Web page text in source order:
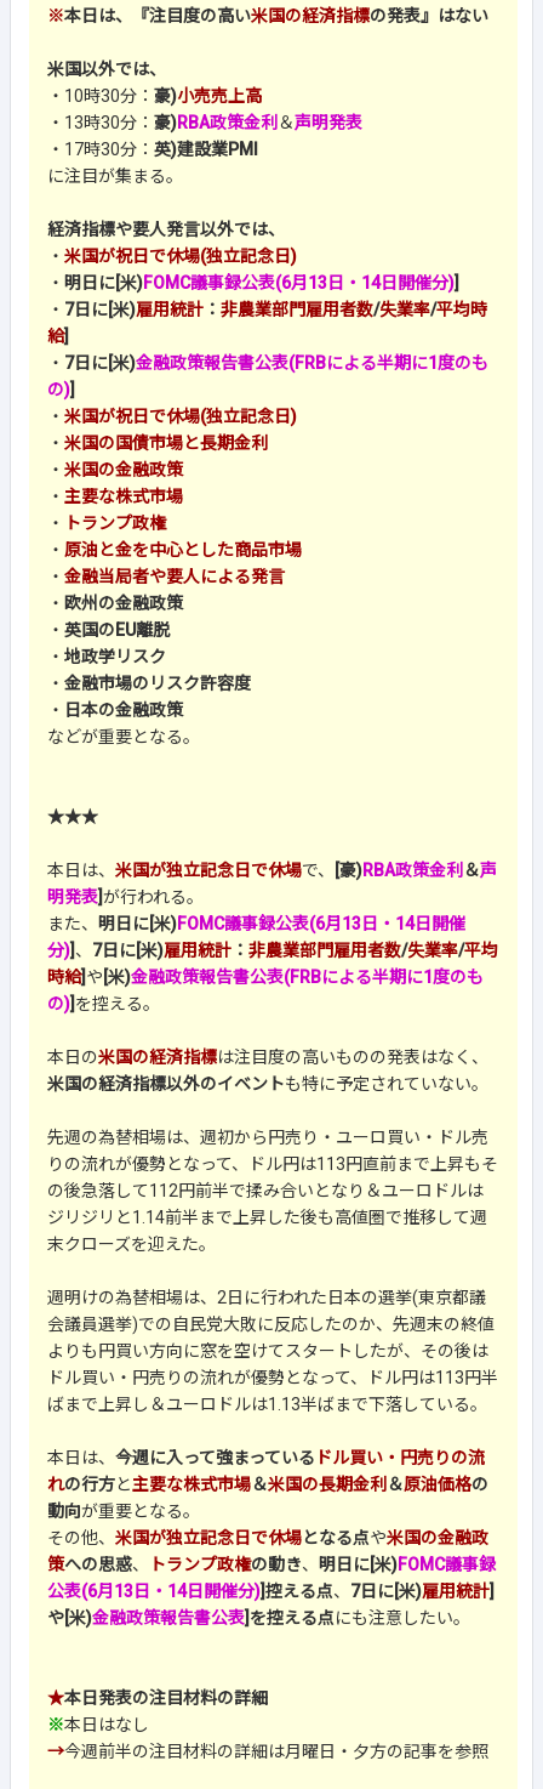
※本日は、『注目度の高い米国の経済指標の発表』はない
米国以外では、
・10時30分： 豪)小売売上高
・13時30分： 豪)RBA政策金利 ＆声明発表
・17時30分： 英)建設業PMI
に注目が集まる。
経済指標や要人発言以外では、
・ 米国が祝日で休場(独立記念日)
・ 明日に[米)FOMC議事録公表(6月13日・14日開催分)]
・ 7日に[米)雇用統計 ： 非農業部門雇用者数/失業率/平均時
給]
・ 7日に[米)金融政策報告書公表(FRBによる半期に1度のも
の)]
・ 米国が祝日で休場(独立記念日)
・ 米国の国債市場と長期金利
・ 米国の金融政策
・ 主要な株式市場
・
トランプ政権
・ 原油と金を中心とした商品市場
・ 金融当局者や要人による発言
・ 欧州の金融政策
・ 英国のEU離脱
・ 地政学リスク
・ 金融市場のリスク許容度
・ 日本の金融政策
などが重要となる。
★★★
本日は、 米国が独立記念日で休場で、 [豪)RBA政策金利 ＆声
明発表]が行われる。
また、 明日に[米)FOMC議事録公表(6月13日・14日開催
分)] 、 7日に[米)雇用統計 ： 非農業部門雇用者数/失業率/平均
時給] や [米)金融政策報告書公表(FRBによる半期に1度のも
の)] を控える。
本日の米国の経済指標は注目度の高いものの発表はなく、
米国の経済指標以外のイベントも特に予定されていない。
先週の為替相場は、週初から円売り・ユーロ買い・ドル売
りの流れが優勢となって、ドル円は113円直前まで上昇もそ
の後急落して112円前半で揉み合いとなり＆ユーロドルは
ジリジリと1.14前半まで上昇した後も高値圏で推移して週
末クローズを迎えた。
週明けの為替相場は、2日に行われた日本の選挙(東京都議
会議員選挙)での自民党大敗に反応したのか、先週末の終値
よりも円買い方向に窓を空けてスタートしたが、その後は
ドル買い・円売りの流れが優勢となって、ドル円は113円半
ばまで上昇し＆ユーロドルは1.13半ばまで下落している。
本日は、 今週に入って強まっている ドル買い・円売りの流
れの行方と主要な株式市場＆米国の長期金利 ＆原油価格の
動向が重要となる。
その他、 米国が独立記念日で休場となる点や米国の金融政
策への思惑、 トランプ政権の動き、 明日に[米)FOMC議事録
公表(6月13日・14日開催分)]控える点、 7日に[米)雇用統計]
や[米)金融政策報告書公表]を控える点にも注意したい。
★本日発表の注目材料の詳細
※本日はなし
→今週前半の注目材料の詳細は月曜日・夕方の記事を参照